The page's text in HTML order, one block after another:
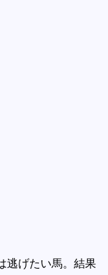
逃げたい馬。結果